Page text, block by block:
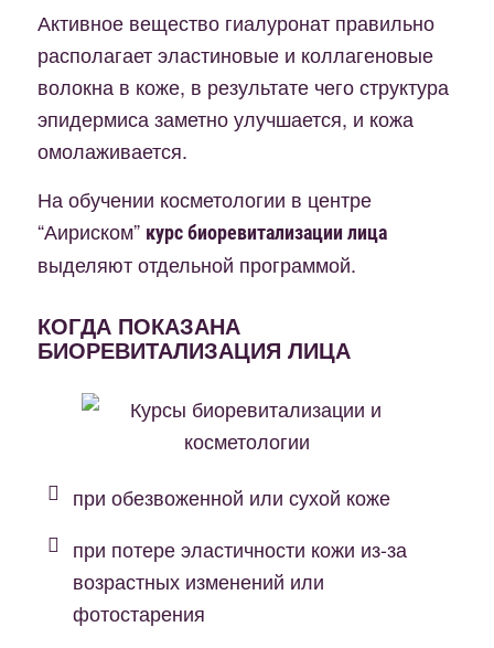
Активное вещество гиалуронат правильно
располагает эластиновые и коллагеновые
волокна в коже, в результате чего структура
эпидермиса заметно улучшается, и кожа
омолаживается.
На обучении косметологии в центре
“Аириском” курс биоревитализации лица
выделяют отдельной программой.
КОГДА ПОКАЗАНА
БИОРЕВИТАЛИЗАЦИЯ ЛИЦА
при обезвоженной или сухой коже
при потере эластичности кожи из-за
возрастных изменений или
фотостарения